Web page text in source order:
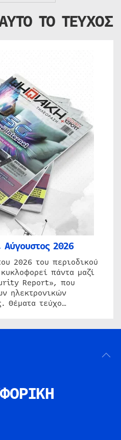
ΤΟ ΤΕΥΧΟΣ
2026
2026 του περιοδικού
πάντα μαζί
Report», που
ηλεκτρονικών
Θέματα τεύχο…